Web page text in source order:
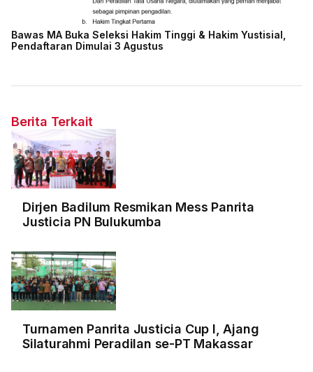
Bawas MA Buka Seleksi Hakim Tinggi & Hakim Yustisial,
Pendaftaran Dimulai 3 Agustus
Berita Terkait
Dirjen Badilum Resmikan Mess Panrita
Justicia PN Bulukumba
Turnamen Panrita Justicia Cup I, Ajang
Silaturahmi Peradilan se-PT Makassar